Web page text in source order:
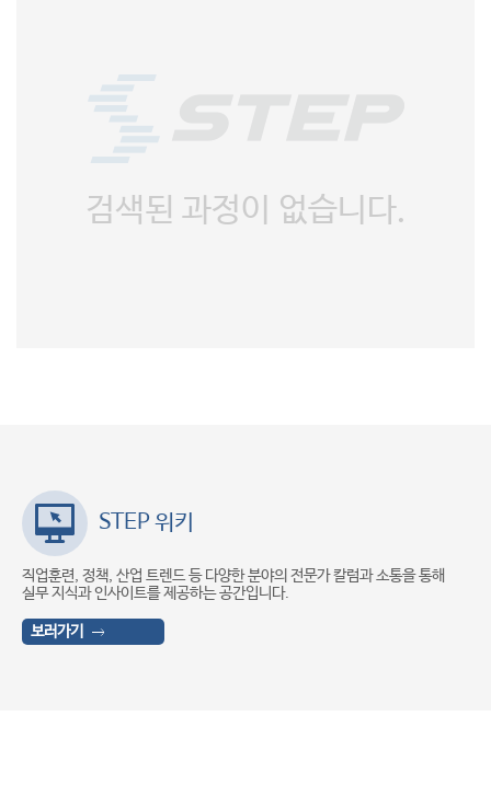
검색된 과정이 없습니다.
STEP 위키
직업훈련, 정책, 산업 트렌드 등 다양한 분야의 전문가 칼럼과 소통을 통해
실무 지식과 인사이트를 제공하는 공간입니다.
보러가기